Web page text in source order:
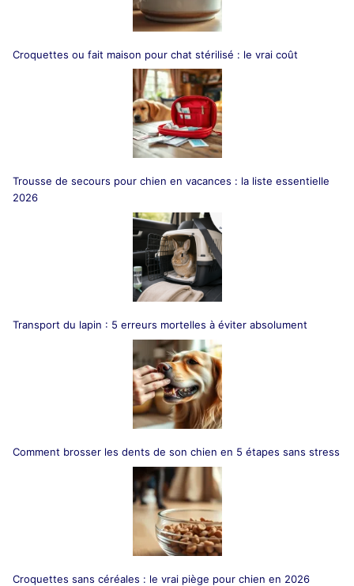
Croquettes ou fait maison pour chat stérilisé : le vrai coût
Trousse de secours pour chien en vacances : la liste essentielle
2026
Transport du lapin : 5 erreurs mortelles à éviter absolument
Comment brosser les dents de son chien en 5 étapes sans stress
Croquettes sans céréales : le vrai piège pour chien en 2026